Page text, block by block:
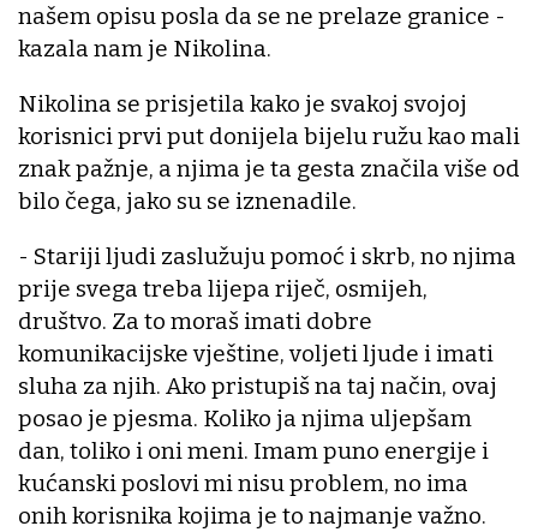
našem opisu posla da se ne prelaze granice -
kazala nam je Nikolina.
Nikolina se prisjetila kako je svakoj svojoj
korisnici prvi put donijela bijelu ružu kao mali
znak pažnje, a njima je ta gesta značila više od
bilo čega, jako su se iznenadile.
- Stariji ljudi zaslužuju pomoć i skrb, no njima
prije svega treba lijepa riječ, osmijeh,
društvo. Za to moraš imati dobre
komunikacijske vještine, voljeti ljude i imati
sluha za njih. Ako pristupiš na taj način, ovaj
posao je pjesma. Koliko ja njima uljepšam
dan, toliko i oni meni. Imam puno energije i
kućanski poslovi mi nisu problem, no ima
onih korisnika kojima je to najmanje važno.